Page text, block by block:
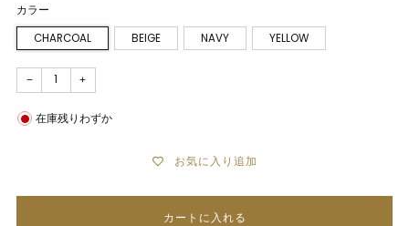
カラー
CHARCOAL BEIGE NAVY YELLOW
− +
在庫残りわずか
お気に入り追加
カートに入れる